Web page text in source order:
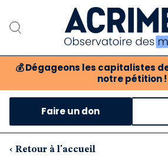
💰 Dégageons les capitalistes
notre pétition !
Notre
Notre critique des
Nos
Faire un don
‹ Retour à l'accueil